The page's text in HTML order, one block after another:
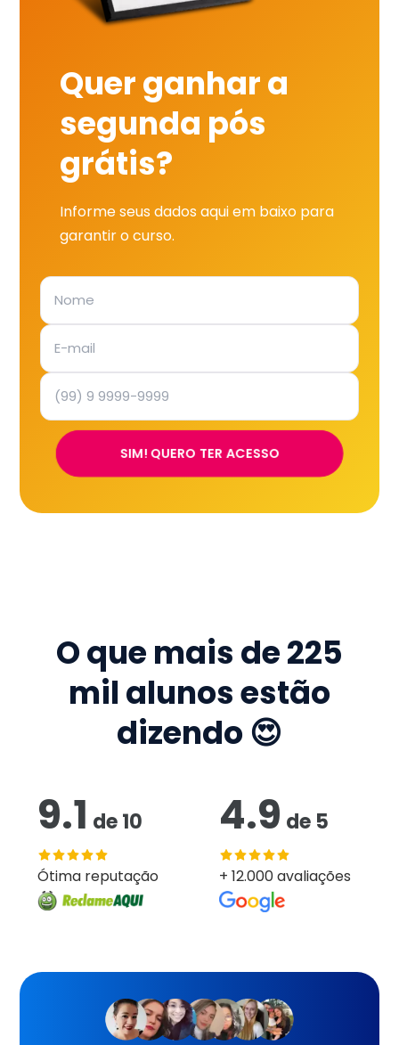
Quer ganhar a
segunda pós
grátis?
Informe seus dados aqui em baixo para
garantir o curso.
SIM! QUERO TER ACESSO
O que mais de225
mil alunos estão
dizendo 😍
9.1 de10
Ótima reputação
4.9 de 5
+ 12.000 avaliações